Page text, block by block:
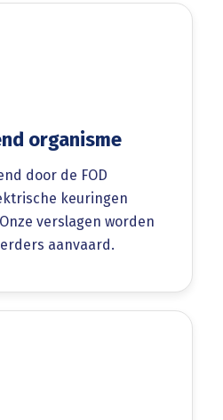
organisme
door de FOD
keuringen
verslagen worden
aanvaard.